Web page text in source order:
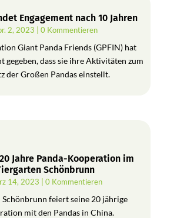
Engagement nach 10 Jahren
2, 2023 | 0 Kommentieren
Giant Panda Friends (GPFIN) hat
gegeben, dass sie ihre Aktivitäten zum
der Großen Pandas einstellt.
Jahre Panda-Kooperation im
Schönbrunn
14, 2023 | 0 Kommentieren
feiert seine 20 jährige
mit den Pandas in China.